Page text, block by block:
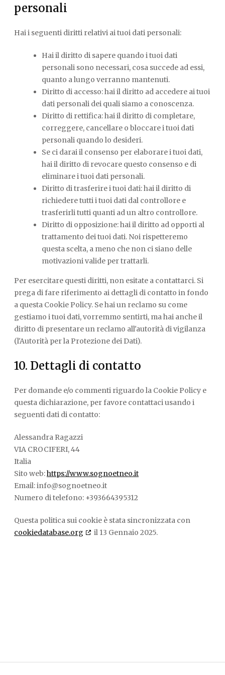
personali
Hai i seguenti diritti relativi ai tuoi dati personali:
Hai il diritto di sapere quando i tuoi dati
personali sono necessari, cosa succede ad essi,
quanto a lungo verranno mantenuti.
Diritto di accesso: hai il diritto ad accedere ai tuoi
dati personali dei quali siamo a conoscenza.
Diritto di rettifica: hai il diritto di completare,
correggere, cancellare o bloccare i tuoi dati
personali quando lo desideri.
Se ci darai il consenso per elaborare i tuoi dati,
hai il diritto di revocare questo consenso e di
eliminare i tuoi dati personali.
Diritto di trasferire i tuoi dati: hai il diritto di
richiedere tutti i tuoi dati dal controllore e
trasferirli tutti quanti ad un altro controllore.
Diritto di opposizione: hai il diritto ad opporti al
trattamento dei tuoi dati. Noi rispetteremo
questa scelta, a meno che non ci siano delle
motivazioni valide per trattarli.
Per esercitare questi diritti, non esitate a contattarci. Si
prega di fare riferimento ai dettagli di contatto in fondo
a questa Cookie Policy. Se hai un reclamo su come
gestiamo i tuoi dati, vorremmo sentirti, ma hai anche il
diritto di presentare un reclamo all'autorità di vigilanza
(l'Autorità per la Protezione dei Dati).
10. Dettagli di contatto
Per domande e/o commenti riguardo la Cookie Policy e
questa dichiarazione, per favore contattaci usando i
seguenti dati di contatto:
Alessandra Ragazzi
VIA CROCIFERI, 44
Italia
Sito web:https://www.sognoetneo.it
Email:info@sognoetneo.it
Numero di telefono: +393664395312
Questa politica sui cookie è stata sincronizzata con
cookiedatabase.org
il 13 Gennaio 2025.